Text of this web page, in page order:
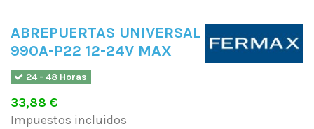
ABREPUERTAS UNIVERSAL
990A-P22 12-24V MAX
24 - 48 Horas
33,88 €
Impuestos incluidos